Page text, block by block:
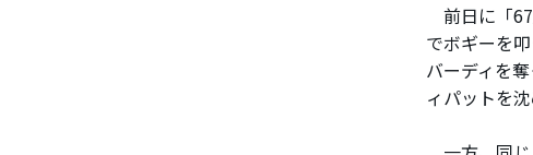
前日に「
でボギーを
バーディを
ィパットを